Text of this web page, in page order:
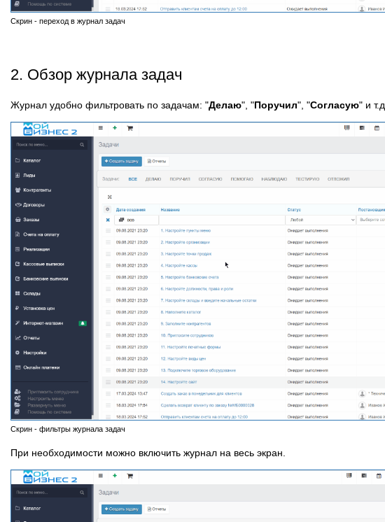
Скрин - переход в журнал задач
2. Обзор журнала задач
Журнал удобно фильтровать по задачам: "Делаю", "Поручил", "Согласую" и т.д.
Скрин - фильтры журнала задач
При необходимости можно включить журнал на весь экран.